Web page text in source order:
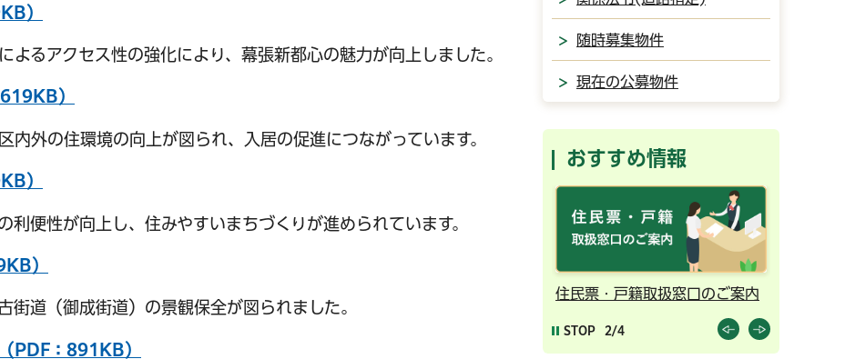
）
るアクセス性の強化により、幕張新都心の魅力が向上しました。
）
外の住環境の向上が図られ、入居の促進につながっています。
）
便性が向上し、住みやすいまちづくりが進められています。
）
道（御成街道）の景観保全が図られました。
PDF：891KB）
随時募集物件
現在の公募物件
おすすめ情報
住民票・戸籍取扱窓口のご案内
STOP 2/4